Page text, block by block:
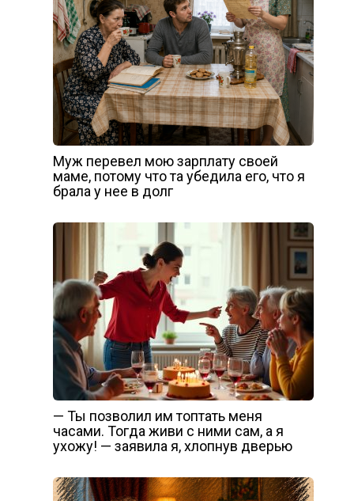
Муж перевел мою зарплату своей
маме, потому что та убедила его, что я
брала у нее в долг
— Ты позволил им топтать меня
часами. Тогда живи с ними сам, а я
ухожу! — заявила я, хлопнув дверью